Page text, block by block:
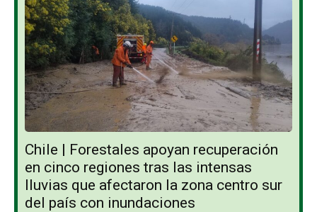
Chile | Forestales apoyan recuperación
en cinco regiones tras las intensas
lluvias que afectaron la zona centro sur
del país con inundaciones